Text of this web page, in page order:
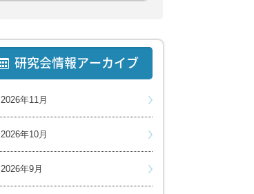
研究会情報アーカイブ
2026年11月
2026年10月
2026年9月